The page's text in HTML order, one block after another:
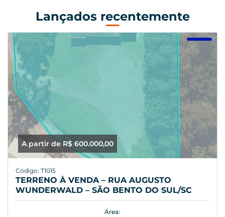
Lançados recentemente
A partir de R$ 600.000,00
Código: T1015
TERRENO À VENDA – RUA AUGUSTO
WUNDERWALD – SÃO BENTO DO SUL/SC
Área: